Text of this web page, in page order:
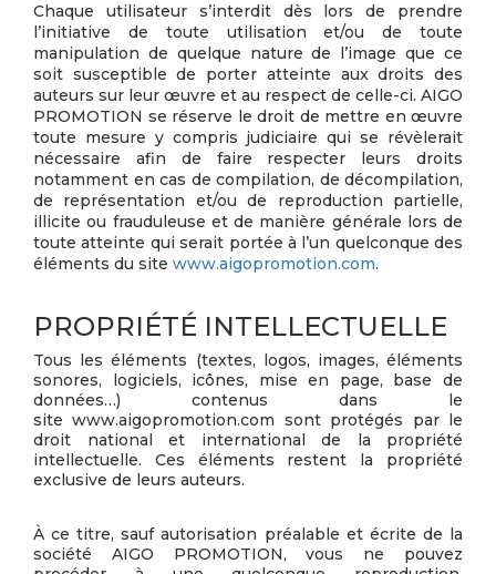
Chaque utilisateur s’interdit dès lors de prendre
l’initiative de toute utilisation et/ou de toute
manipulation de quelque nature de l’image que ce
soit susceptible de porter atteinte aux droits des
auteurs sur leur œuvre et au respect de celle-ci. AIGO
PROMOTION se réserve le droit de mettre en œuvre
toute mesure y compris judiciaire qui se révèlerait
nécessaire afin de faire respecter leurs droits
notamment en cas de compilation, de décompilation,
de représentation et/ou de reproduction partielle,
illicite ou frauduleuse et de manière générale lors de
toute atteinte qui serait portée à l’un quelconque des
éléments du site www.aigopromotion.com.
PROPRIÉTÉ INTELLECTUELLE
Tous les éléments (textes, logos, images, éléments
sonores, logiciels, icônes, mise en page, base de
données…) contenus dans le
site www.aigopromotion.com sont protégés par le
droit national et international de la propriété
intellectuelle. Ces éléments restent la propriété
exclusive de leurs auteurs.
À ce titre, sauf autorisation préalable et écrite de la
société AIGO PROMOTION, vous ne pouvez